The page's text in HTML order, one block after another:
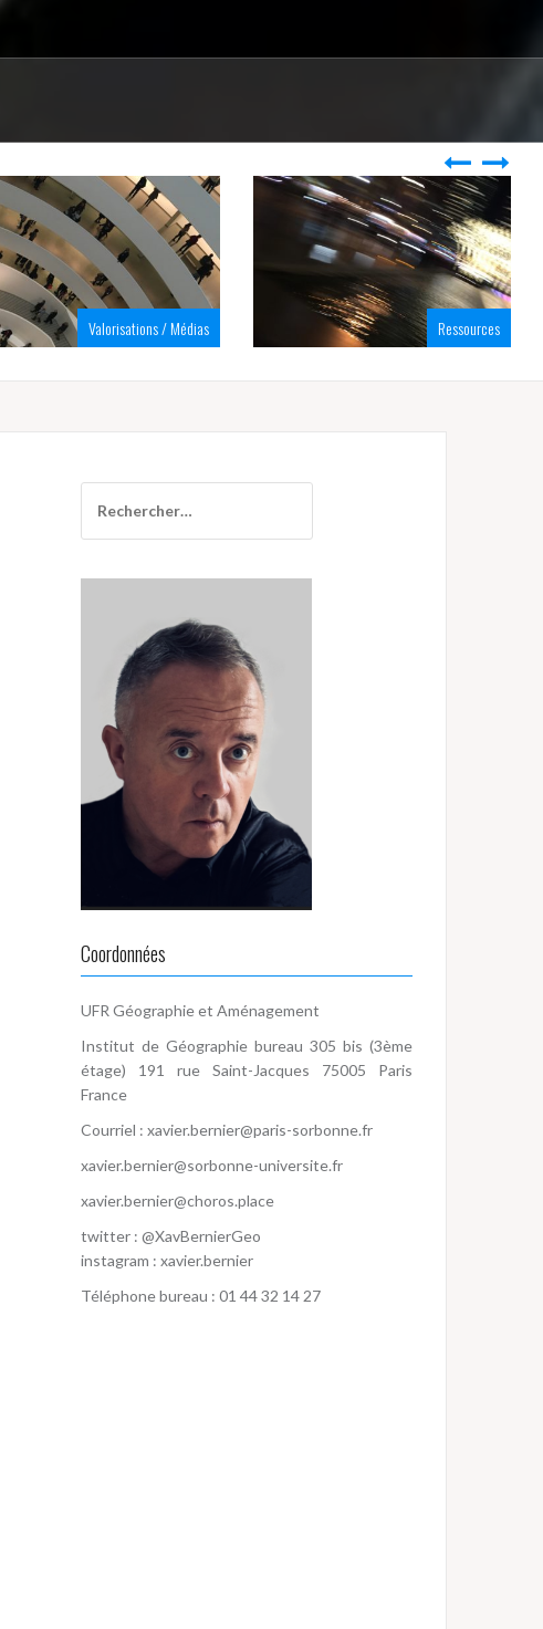
Valorisations / Médias Ressources
Coordonnées
UFR Géographie et Aménagement
Institut de Géographie bureau 305 bis (3ème
étage) 191 rue Saint-Jacques 75005 Paris
France
Courriel : xavier.bernier@paris-sorbonne.fr
xavier.bernier@sorbonne-universite.fr
xavier.bernier@choros.place
twitter : @XavBernierGeo
instagram : xavier.bernier
Téléphone bureau : 01 44 32 14 27